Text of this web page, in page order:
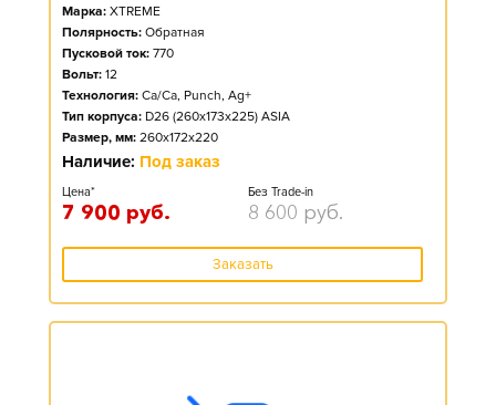
Марка: XTREME
Полярность: Обратная
Пусковой ток: 770
Вольт: 12
Технология: Ca/Ca, Punch, Ag+
Тип корпуса: D26 (260x173x225) ASIA
Размер, мм: 260x172x220
Наличие: Под заказ
Цена*
7 900 руб.
Без Trade-in
8 600 руб.
Заказать